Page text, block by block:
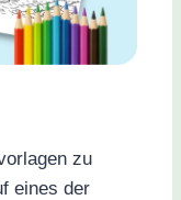
zu
eines der